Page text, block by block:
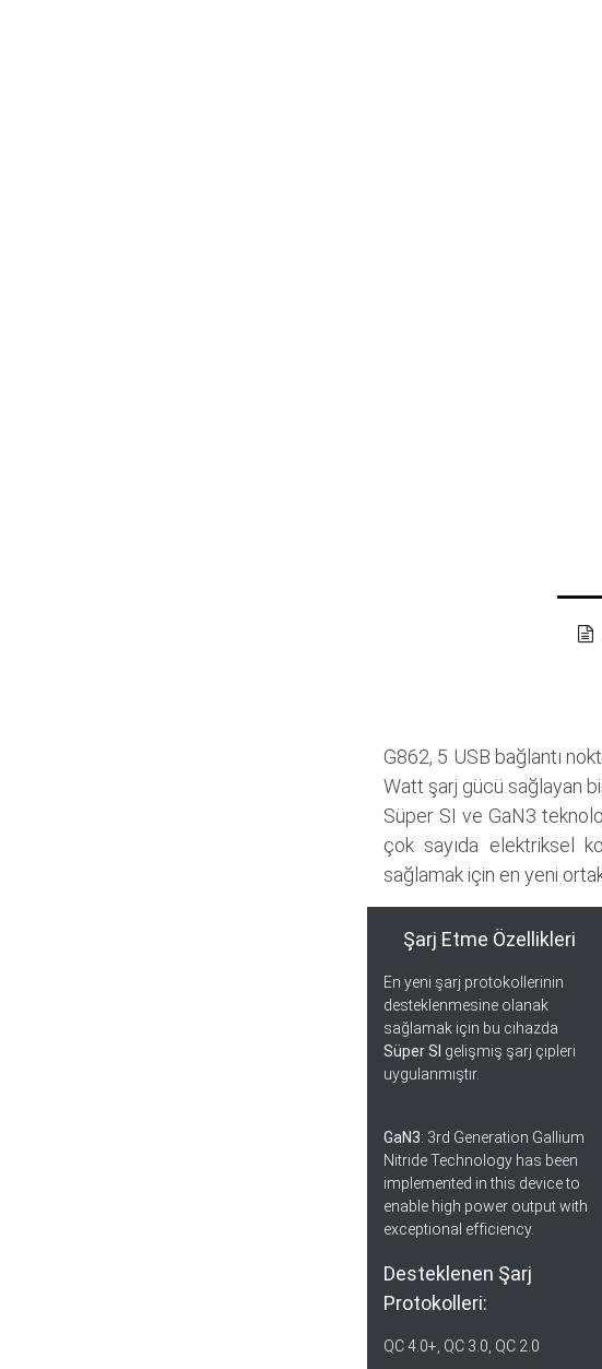
G862, 5 USB bağlantı
Watt şarj gücü sağlayan
Süper SI ve GaN3
çok sayıda elektriksel
sağlamak için en yeni
Şarj Etme Özellikleri
En yeni şarj protokollerinin
desteklenmesine olanak
sağlamak için bu cihazda
Süper SI gelişmiş şarj çipleri
uygulanmıştır.
GaN3: 3rd Generation Gallium
Nitride Technology has been
implemented in this device to
enable high power output with
exceptional efficiency.
Desteklenen Şarj
Protokolleri:
QC 4.0+, QC 3.0, QC 2.0